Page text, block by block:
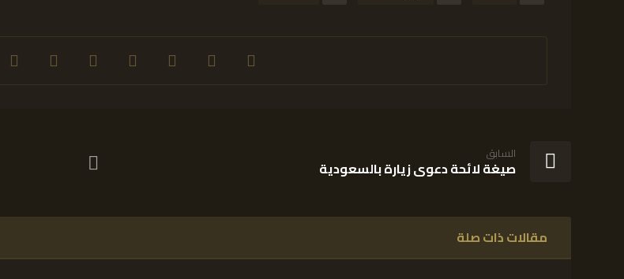
السابق
صيغة لائحة دعوى زيارة بالسعودية
مقالات ذات صلة